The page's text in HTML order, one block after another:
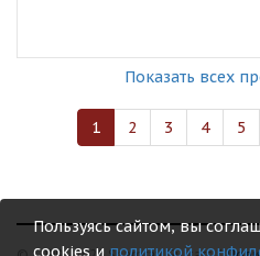
Показать всех
1 2 3 4 5
Пользуясь сайтом, вы
cookies и политикой